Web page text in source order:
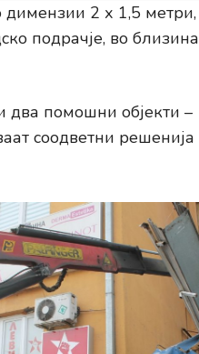
димензии 2 х 1,5 метри,
подрачје, во близина
два помошни објекти –
соодветни решенија